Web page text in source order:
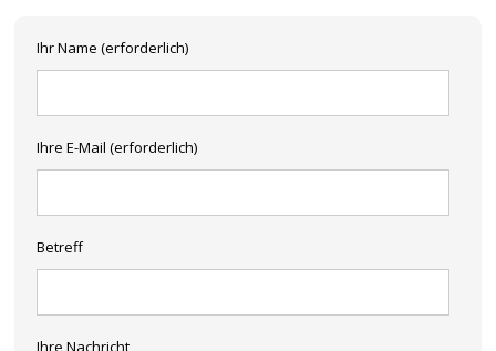
Ihr Name (erforderlich)
Ihre E-Mail (erforderlich)
Betreff